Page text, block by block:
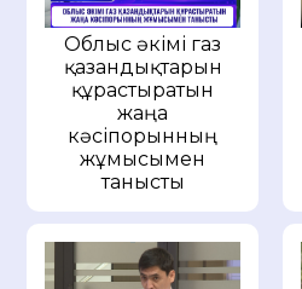
Облыс әкімі газ
қазандықтарын
құрастыратын
жаңа
кәсіпорынның
жұмысымен
танысты